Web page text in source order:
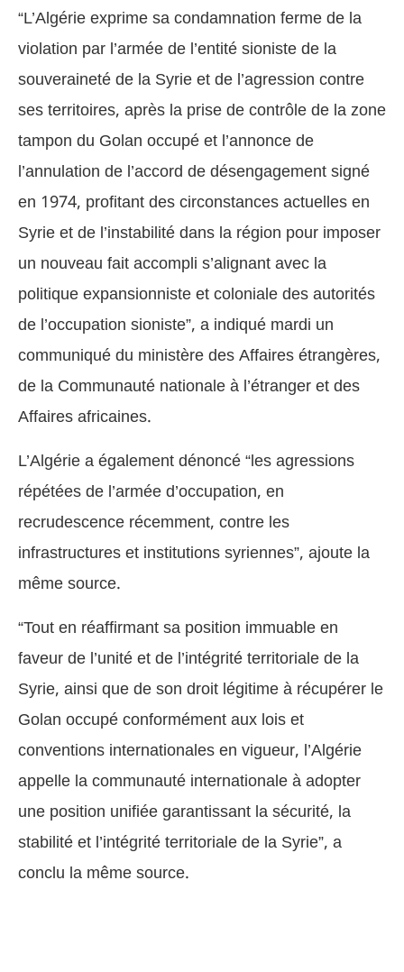
“L’Algérie exprime sa condamnation ferme de la
violation par l’armée de l’entité sioniste de la
souveraineté de la Syrie et de l’agression contre
ses territoires, après la prise de contrôle de la zone
tampon du Golan occupé et l’annonce de
l’annulation de l’accord de désengagement signé
en 1974, profitant des circonstances actuelles en
Syrie et de l’instabilité dans la région pour imposer
un nouveau fait accompli s’alignant avec la
politique expansionniste et coloniale des autorités
de l’occupation sioniste”, a indiqué mardi un
communiqué du ministère des Affaires étrangères,
de la Communauté nationale à l’étranger et des
Affaires africaines.
L’Algérie a également dénoncé “les agressions
répétées de l’armée d’occupation, en
recrudescence récemment, contre les
infrastructures et institutions syriennes”, ajoute la
même source.
“Tout en réaffirmant sa position immuable en
faveur de l’unité et de l’intégrité territoriale de la
Syrie, ainsi que de son droit légitime à récupérer le
Golan occupé conformément aux lois et
conventions internationales en vigueur, l’Algérie
appelle la communauté internationale à adopter
une position unifiée garantissant la sécurité, la
stabilité et l’intégrité territoriale de la Syrie”, a
conclu la même source.